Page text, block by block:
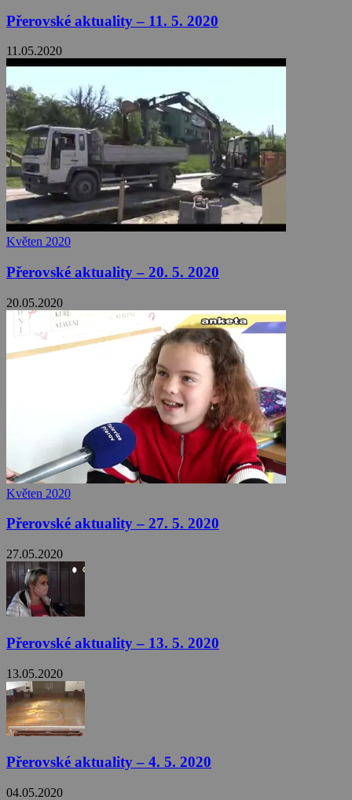
Přerovské aktuality – 11. 5. 2020
11.05.2020
Květen 2020
Přerovské aktuality – 20. 5. 2020
20.05.2020
Květen 2020
Přerovské aktuality – 27. 5. 2020
27.05.2020
Přerovské aktuality – 13. 5. 2020
13.05.2020
Přerovské aktuality – 4. 5. 2020
04.05.2020